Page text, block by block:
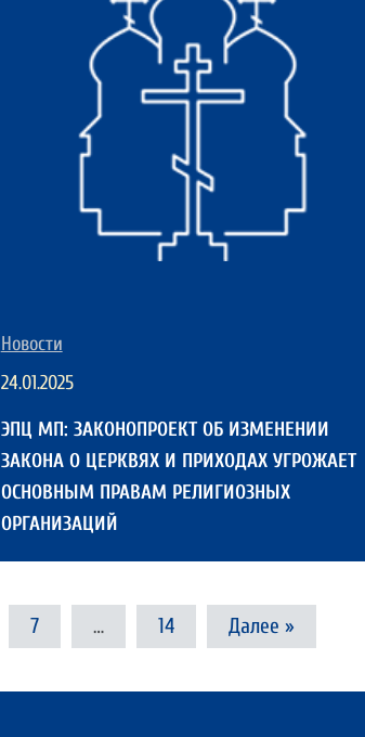
Новости
24.01.2025
ЭПЦ МП: ЗАКОНОПРОЕКТ ОБ ИЗМЕНЕНИИ
ЗАКОНА О ЦЕРКВЯХ И ПРИХОДАХ УГРОЖАЕТ
ОСНОВНЫМ ПРАВАМ РЕЛИГИОЗНЫХ
ОРГАНИЗАЦИЙ
7 … 14 Далее »